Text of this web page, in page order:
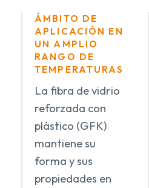
ÁMBITO DE
APLICACIÓN EN
UN AMPLIO
RANGO DE
TEMPERATURAS
La fibra de vidrio
reforzada con
plástico (GFK)
mantiene su
forma y sus
propiedades en